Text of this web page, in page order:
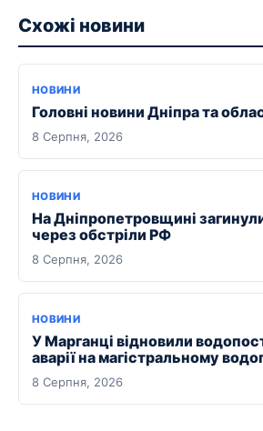
Схожі новини
НОВИНИ
Головні новини Дніпра та
8 Серпня, 2026
НОВИНИ
На Дніпропетровщині
через обстріли РФ
8 Серпня, 2026
НОВИНИ
У Марганці відновили
аварії на магістральному
8 Серпня, 2026